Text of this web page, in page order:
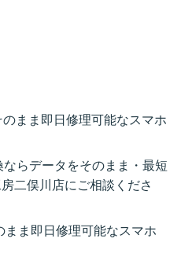
まま即日修理可能なスマホ
らデータをそのまま・最短
二俣川店にご相談くださ
ま即日修理可能なスマホ